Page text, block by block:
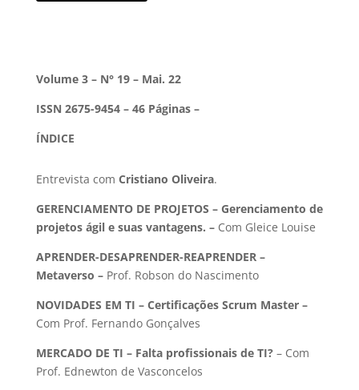
Volume 3 – N° 19 – Mai. 22
ISSN 2675-9454 – 46 Páginas –
ÍNDICE
Entrevista com Cristiano Oliveira.
GERENCIAMENTO DE PROJETOS – Gerenciamento de
projetos ágil e suas vantagens. – Com Gleice Louise
APRENDER-DESAPRENDER-REAPRENDER –
Metaverso – Prof. Robson do Nascimento
NOVIDADES EM TI – Certificações Scrum Master –
Com Prof. Fernando Gonçalves
MERCADO DE TI – Falta profissionais de TI?– Com
Prof. Ednewton de Vasconcelos